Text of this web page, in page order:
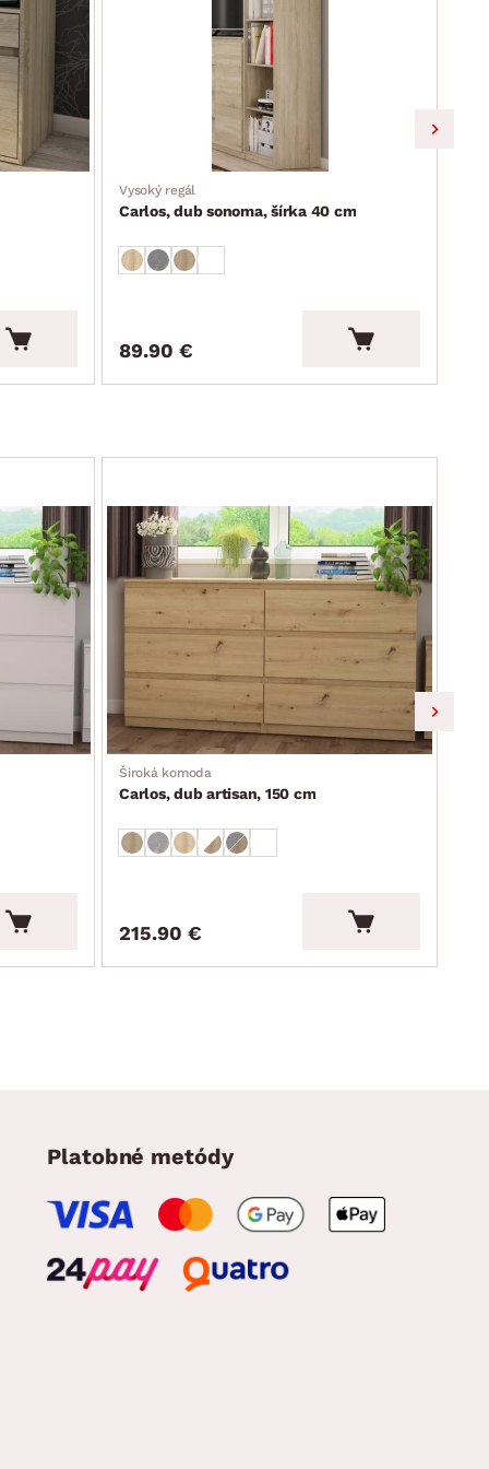
Vysoký regál
Carlos, dub sonoma, šírka 40 cm
89.90 €
Široká komoda
Carlos, dub artisan, 150 cm
215.90 €
Platobné metódy